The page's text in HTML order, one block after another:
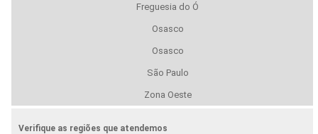
Freguesia do Ó
Osasco
Osasco
São Paulo
Zona Oeste
Verifique as regiões que atendemos